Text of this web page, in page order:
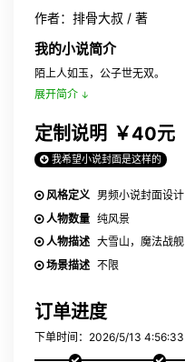
作者：排骨大叔 / 著
我的小说简介
陌上人如玉，公子世无双。
展开简介
定制说明 ￥40元
我希望小说封面是这样的
风格定义 男频小说封面设计
人物数量 纯风景
人物描述 大雪山，魔法战舰
场景描述 不限
订单进度
下单时间：2026/5/13 4:56:33